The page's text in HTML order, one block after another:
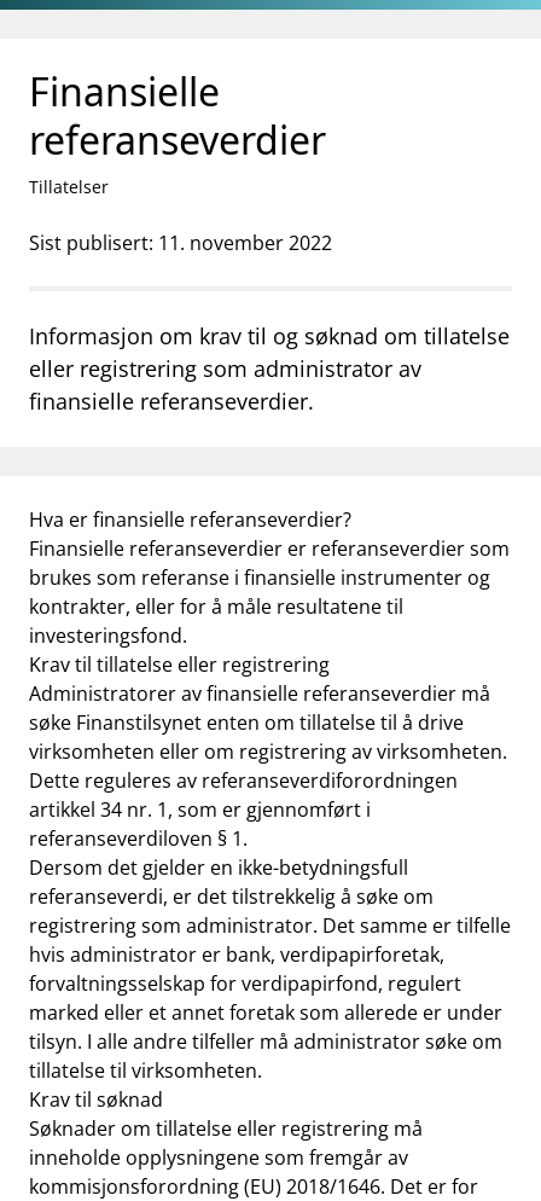
Gå til hovedinnhold
Gå til søkesiden
Finansielle
referanseverdier
Tillatelser
Sist publisert: 11. november 2022
Informasjon om krav til og søknad om tillatelse
eller registrering som administrator av
finansielle referanseverdier.
Hva er finansielle referanseverdier?
Finansielle referanseverdier er referanseverdier som
brukes som referanse i finansielle instrumenter og
kontrakter, eller for å måle resultatene til
investeringsfond.
Krav til tillatelse eller registrering
Administratorer av finansielle referanseverdier må
søke Finanstilsynet enten om tillatelse til å drive
virksomheten eller om registrering av virksomheten.
Dette reguleres av referanseverdiforordningen
artikkel 34 nr. 1, som er gjennomført i
referanseverdiloven § 1.
Dersom det gjelder en ikke-betydningsfull
referanseverdi, er det tilstrekkelig å søke om
registrering som administrator. Det samme er tilfelle
hvis administrator er bank, verdipapirforetak,
forvaltningsselskap for verdipapirfond, regulert
marked eller et annet foretak som allerede er under
tilsyn. I alle andre tilfeller må administrator søke om
tillatelse til virksomheten.
Krav til søknad
Søknader om tillatelse eller registrering må
inneholde opplysningene som fremgår av
kommisjonsforordning (EU) 2018/1646. Det er for